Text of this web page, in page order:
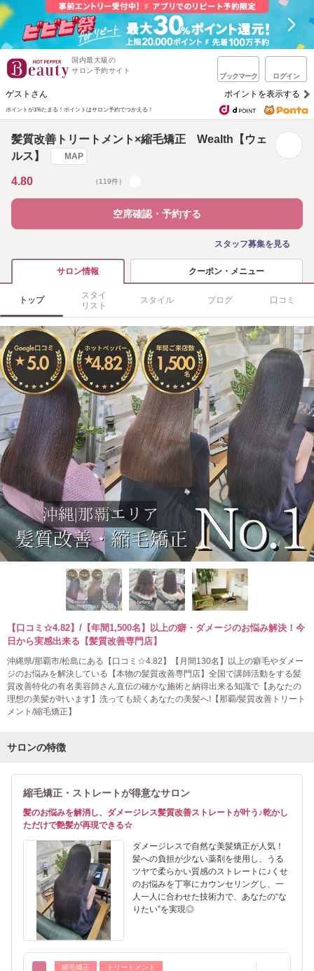
国内最大級の
サロン予約サイト
ブックマーク ログイン
ゲストさん ポイントを表示する
ポイントが1%たまる！ ポイントはサロン予約でつかえる！
髪質改善トリートメント×縮毛矯正 Wealth【ウェ
ルス】
MAP
4.80 （119件）
空席確認・予約する
スタッフ募集を見る
サロン情報 クーポン・メニュー
トップ
スタイ
リスト
スタイル ブログ 口コミ
【口コミ☆4.82】/【年間1,500名】以上の癖・ダメージのお悩み解決！今
日から実感出来る【髪質改善専門店】
沖縄県/那覇市/松島にある【口コミ☆4.82】【月間130名】以上の癖毛やダメー
ジのお悩みを解決している【本物の髪質改善専門店】全国で講師活動をする髪
質改善特化の有名美容師さん直伝の確かな施術と納得出来る知識で【あなたの
理想の美髪が叶います】洗っても続くあなたの美髪へ!【那覇/髪質改善トリート
メント/縮毛矯正】
サロンの特徴
縮毛矯正・ストレートが得意なサロン
髪のお悩みを解消し、ダメージレス髪質改善ストレートが叶う♪乾かし
ただけで艶髪が再現できる☆
ダメージレスで自然な美髪矯正が人気！
髪への負担が少ない薬剤を使用し、うる
ツヤで柔らかい質感のストレートに♪くせ
のお悩みを丁寧にカウンセリングし、一
人一人に合わせた技術力で、あなたの“な
りたい”を実現◎
縮毛矯正 トリートメント